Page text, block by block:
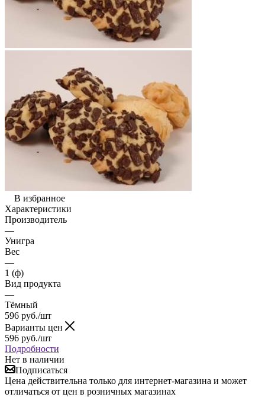
В избранное
Характеристики
Производитель
—
Унигра
Вес
—
1 (ф)
Вид продукта
—
Тёмный
596 руб./шт
Варианты цен
596 руб./шт
Подробности
Нет в наличии
Подписаться
Цена действительна только для интернет-магазина и может
отличаться от цен в розничных магазинах